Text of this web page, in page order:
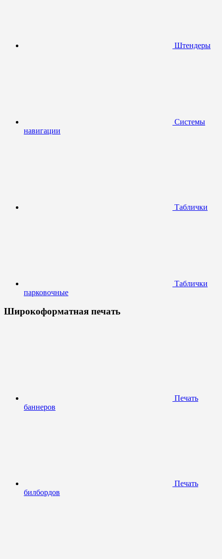
Штендеры
Системы
навигации
Таблички
Таблички
парковочные
Широкоформатная печать
Печать
баннеров
Печать
билбордов